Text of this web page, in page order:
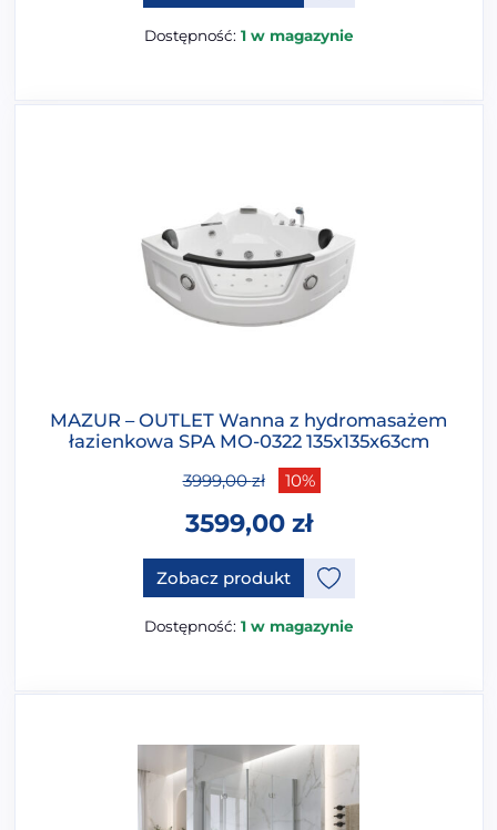
Dostępność: 1 w magazynie
MAZUR – OUTLET Wanna z hydromasażem
łazienkowa SPA MO-0322 135x135x63cm
3999,00zł 10%
3599,00 zł
Zobacz produkt
Dostępność: 1 w magazynie